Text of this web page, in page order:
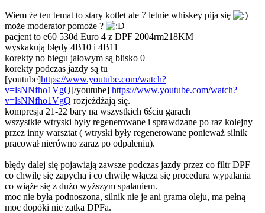
Wiem że ten temat to stary kotlet ale 7 letnie whiskey pija się
może moderator pomoże ?
pacjent to e60 530d Euro 4 z DPF 2004rm218KM
wyskakują błędy 4B10 i 4B11
korekty no biegu jałowym są blisko 0
korekty podczas jazdy są tu
[youtube]https://www.youtube.com/watch?
v=lsNNfho1VgQ[/youtube] https://www.youtube.com/watch?
v=lsNNfho1VgQ rozjeżdżają się.
kompresja 21-22 bary na wszystkich 6ściu garach
wszystkie wtryski były regenerowane i sprawdzane po raz kolejny
przez inny warsztat ( wtryski były regenerowane ponieważ silnik
pracował nierówno zaraz po odpaleniu).
błędy dalej się pojawiają zawsze podczas jazdy przez co filtr DPF
co chwilę się zapycha i co chwilę włącza się procedura wypalania
co wiąże się z dużo wyższym spalaniem.
moc nie była podnoszona, silnik nie je ani grama oleju, ma pełną
moc dopóki nie zatka DPFa.